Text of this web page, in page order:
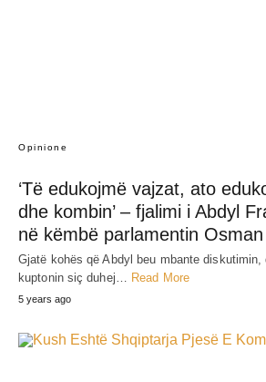
Opinione
‘Të edukojmë vajzat, ato
dhe kombin’ – fjalimi i Abdyl
në këmbë parlamentin Osman
Gjatë kohës që Abdyl beu mbante
kuptonin siç duhej… Read More
5 years ago